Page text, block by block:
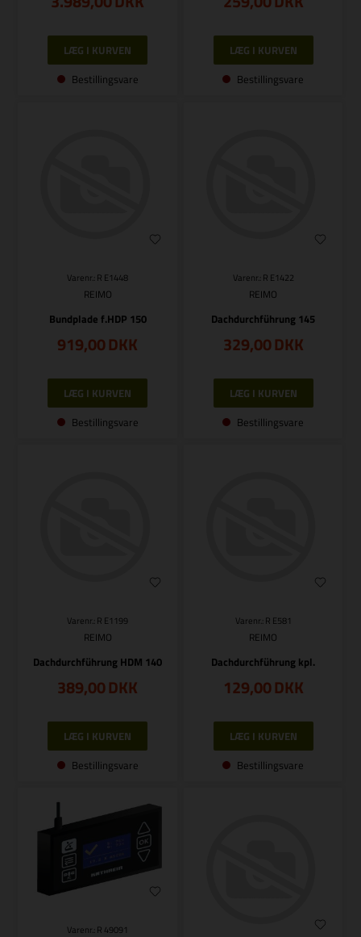
Bestillingsvare Bestillingsvare
Varenr.: R E1448
REIMO
Bundplade f.HDP 150
919,00DKK
Bestillingsvare
Varenr.: R E1422
REIMO
Dachdurchführung 145
329,00DKK
Bestillingsvare
Varenr.: R E1199
REIMO
Dachdurchführung HDM 140
389,00DKK
Bestillingsvare
Varenr.: R E581
REIMO
Dachdurchführung kpl.
129,00DKK
Bestillingsvare
Varenr.: R 49091